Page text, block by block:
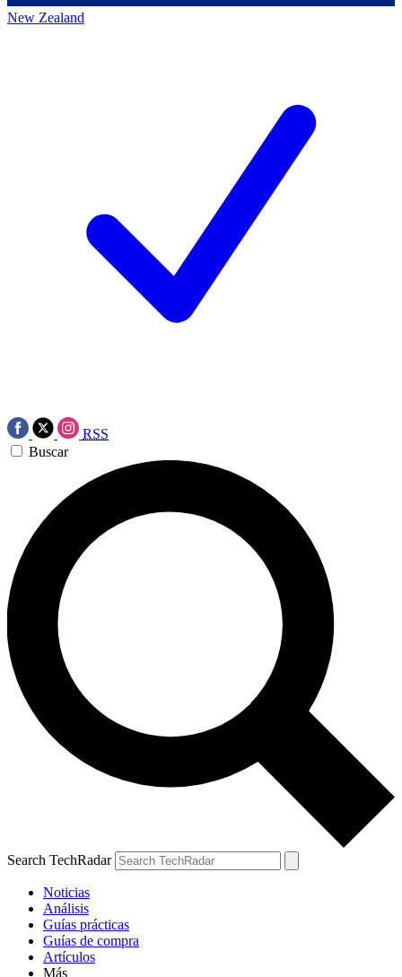
New Zealand
RSS
Buscar
Search TechRadar
Noticias
Análisis
Guías prácticas
Guías de compra
Artículos
Más